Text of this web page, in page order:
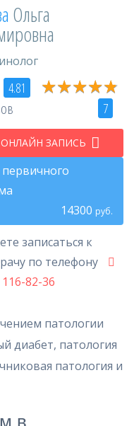
Ольга
4.81 ★★★★★
★★★★★
7
ОНЛАЙН ЗАПИСЬ
14300 руб.
записаться к
по телефону
82-36
патологии
диабет, патология
патология и